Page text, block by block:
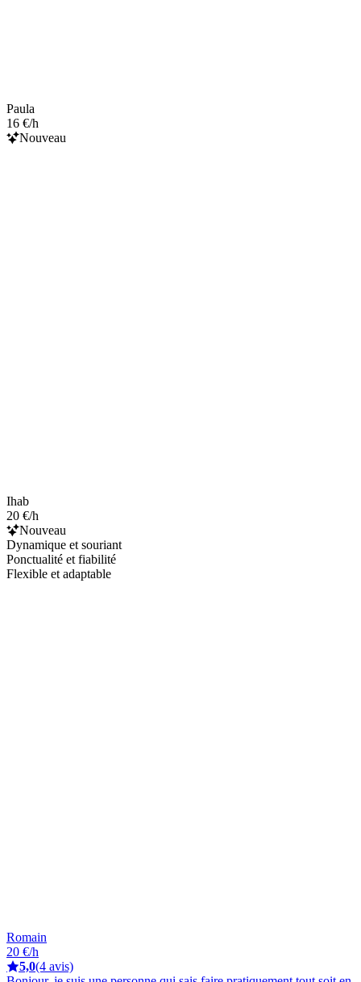
Paula
16 €/h
Nouveau
Ihab
20 €/h
Nouveau
Dynamique et souriant
Ponctualité et fiabilité
Flexible et adaptable
Romain
20 €/h
5,0(4 avis)